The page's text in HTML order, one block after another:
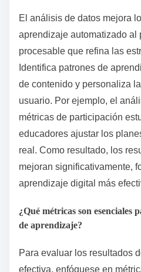
El análisis de datos mejora
aprendizaje automatizado al
procesable que refina las
Identifica patrones de
de contenido y personaliza
usuario. Por ejemplo, el
métricas de participación
educadores ajustar los
real. Como resultado, los
mejoran significativamente,
aprendizaje digital más
¿Qué métricas son esenciales
de aprendizaje?
Para evaluar los resultados
efectiva, enfóquese en